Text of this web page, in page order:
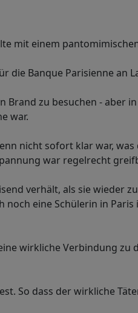
mit einem
Banque Parisienne an
zu besuchen - aber
war.
nicht sofort klar war,
war regelrecht
verhält, als sie wieder
eine Schülerin in
wirkliche Verbindung
So dass der wirkliche